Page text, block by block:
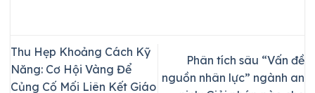
Thu Hẹp Khoảng Cách Kỹ
Năng: Cơ Hội Vàng Để
Củng Cố Mối Liên Kết Giáo
Phân tích sâu “Vấn đề
nguồn nhân lực” ngành an